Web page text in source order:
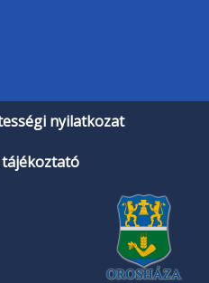
nyilatkozat
tájékoztató